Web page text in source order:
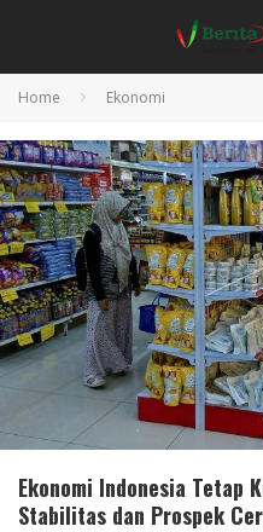
Home Ekonomi
Ekonomi Indonesia Tetap
Stabilitas dan Prospek